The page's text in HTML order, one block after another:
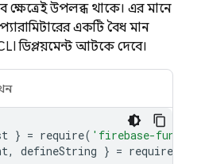
উপলব্ধ থাকে। এর মানে
একটি বৈধ মান
ডিপ্লয়মেন্ট আটকে দেবে।
} = require( 'firebase-
, defineString } = require